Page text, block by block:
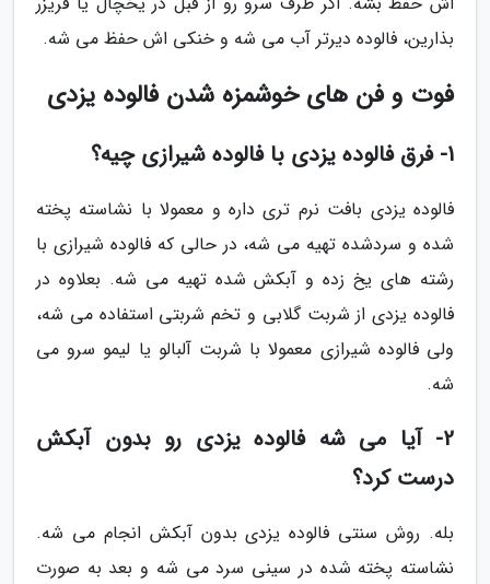
بذارین، فالوده دیرتر آب می شه و خنکی اش حفظ می شه.
فوت و فن های خوشمزه شدن فالوده یزدی
1- فرق فالوده یزدی با فالوده شیرازی چیه؟
فالوده یزدی بافت نرم تری داره و معمولا با نشاسته پخته
شده و سردشده تهیه می شه، در حالی که فالوده شیرازی با
رشته های یخ زده و آبکش شده تهیه می شه. بعلاوه در
فالوده یزدی از شربت گلابی و تخم شربتی استفاده می شه،
ولی فالوده شیرازی معمولا با شربت آلبالو یا لیمو سرو می
شه.
2- آیا می شه فالوده یزدی رو بدون آبکش
درست کرد؟
بله. روش سنتی فالوده یزدی بدون آبکش انجام می شه.
نشاسته پخته شده در سینی سرد می شه و بعد به صورت